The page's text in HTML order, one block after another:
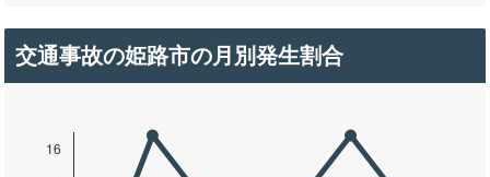
交通事故の姫路市の月別発生割合